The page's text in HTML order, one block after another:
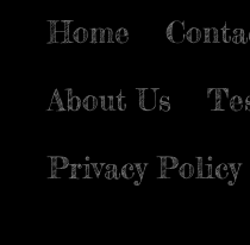
Home
About Us
Privacy Policy